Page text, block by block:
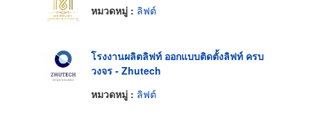
หมวดหมู่ : ลิฟต์
โรงงานผลิตลิฟท์ ออกแบบติดตั้งลิฟท์ ครบ
วงจร - Zhutech
หมวดหมู่ : ลิฟต์